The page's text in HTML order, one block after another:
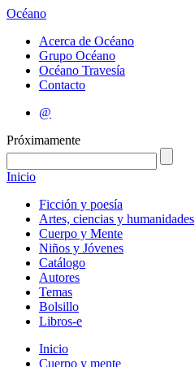
Océano
Acerca de Océano
Grupo Océano
Océano Travesía
Contacto
@
Próximamente
Inicio
Ficción y poesía
Artes, ciencias y humanidades
Cuerpo y Mente
Niños y Jóvenes
Catálogo
Autores
Temas
Bolsillo
Libros-e
Inicio
Cuerpo y mente